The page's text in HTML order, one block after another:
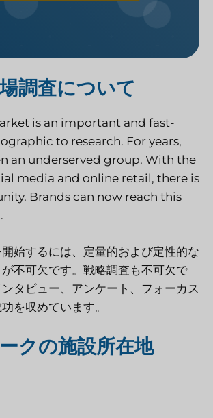
調査について
is an important and fast-
to research. For years,
an underserved group. With the
media and online retail, there is
Brands can now reach this
始するには、定量的および定性的な
不可欠です。戦略調査も不可欠で
タビュー、アンケート、フォーカス
を収めています。
クの施設所在地